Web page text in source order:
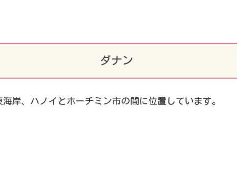
ダナン
岸、ハノイとホーチミン市の間に位置しています。